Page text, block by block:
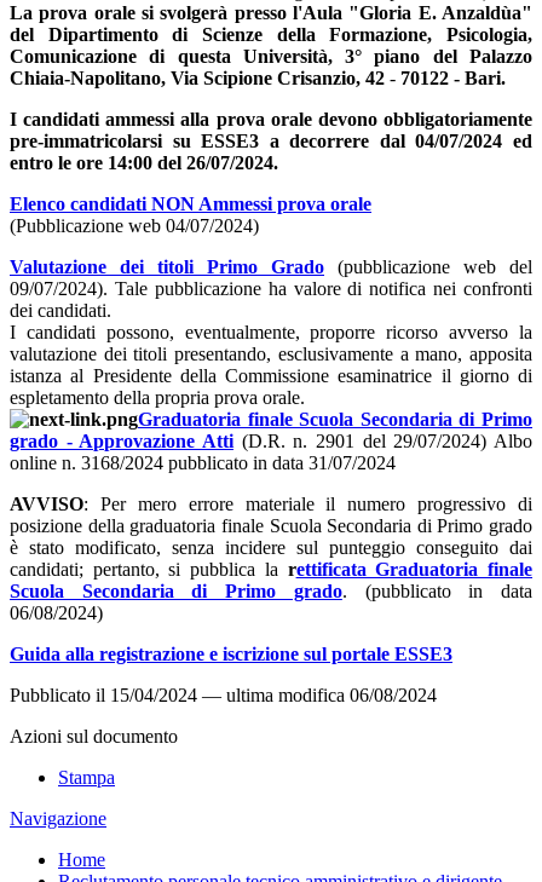
La prova orale si svolgerà presso l'Aula "Gloria E. Anzaldùa"
del Dipartimento di Scienze della Formazione, Psicologia,
Comunicazione di questa Università,
3° piano del Palazzo
Chiaia-Napolitano, Via Scipione Crisanzio, 42 - 70122 - Bari.
I candidati ammessi alla prova orale devono obbligatoriamente
pre-immatricolarsi su ESSE3 a decorrere dal 04/07/2024 ed
entro le ore 14:00 del 26/07/2024.
Elenco candidati NON Ammessi prova orale
(Pubblicazione web 04/07/2024)
Valutazione dei titoli Primo Grado (pubblicazione web del
09/07/2024). Tale pubblicazione ha valore di notifica nei confronti
dei candidati.
I candidati possono, eventualmente, proporre ricorso avverso la
valutazione dei titoli presentando, esclusivamente a mano, apposita
istanza al Presidente della Commissione esaminatrice il giorno di
espletamento della propria prova orale.
Graduatoria finale Scuola Secondaria di Primo
grado - Approvazione Atti (D.R. n. 2901 del 29/07/2024) Albo
online n. 3168/2024 pubblicato in data 31/07/2024
AVVISO: Per mero errore materiale il numero progressivo di
posizione della graduatoria finale Scuola Secondaria di Primo grado
è stato modificato, senza incidere sul punteggio conseguito dai
candidati; pertanto, si pubblica la rettificata Graduatoria finale
Scuola Secondaria di Primo grado. (pubblicato in data
06/08/2024)
Guida alla registrazione e iscrizione sul portale ESSE3
Pubblicato il 15/04/2024 — ultima modifica 06/08/2024
Azioni sul documento
Stampa
Navigazione
Home